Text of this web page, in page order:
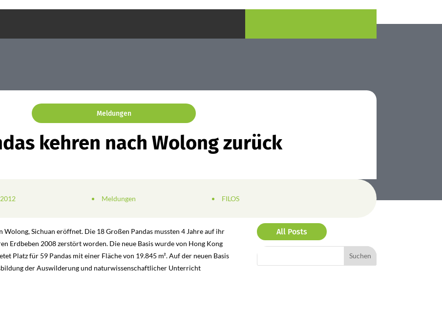
Meldungen
kehren nach Wolong zurück
Meldungen FILOS
Wolong, Sichuan eröffnet. Die 18 Großen Pandas mussten 4 Jahre auf ihr
Erdbeben 2008 zerstört worden. Die neue Basis wurde von Hong Kong
Platz für 59 Pandas mit einer Fläche von 19.845 m². Auf der neuen Basis
der Auswilderung und naturwissenschaftlicher Unterricht
All Posts